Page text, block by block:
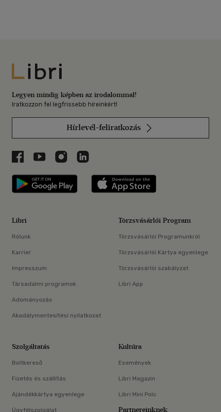
Libri
Legyen mindig képben az irodalommal!
Iratkozzon fel legfrissebb híreinkért!
Hírlevél-feliratkozás
Libri a Facebookon
Libri a Youtube-on
Libri az Instagramon
Libri a LinkedInen
Libri applikáció Szerezd meg: Google
Libri
Rólunk
Karrier
Impresszum
Társadalmi programok
Adományozás
Akadálymentesítési nyilatkozat
Törzsvásárlói Program
Törzsvásárlói Programunkról
Törzsvásárlói Kártya egyenlege
Törzsvásárlói szabályzat
Libri App
Szolgáltatás
Boltkereső
Fizetés és szállítás
Ajándékkártya egyenlege
Ügyfélszolgálat
Kultúra
Események
Libri Magazin
Libri Mini Polc
Partnereinknek